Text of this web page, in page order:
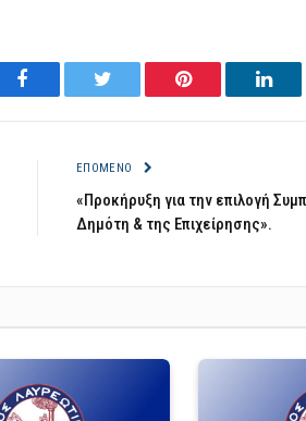
Facebook Twitter Pinterest
ΕΠΌΜΕΝΟ
«Προκήρυξη για την επιλογή
Δημότη & της Επιχείρησης».